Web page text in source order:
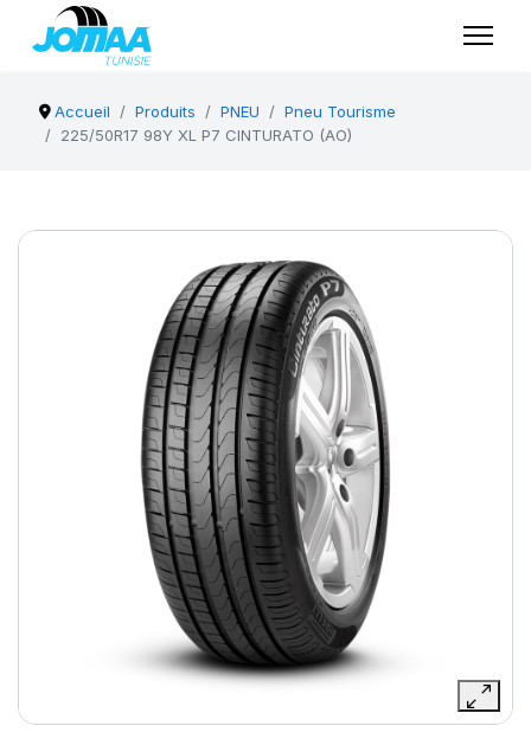
Accueil Produits PNEU
Pneu Tourisme
225/50R17 98Y XL P7 CINTURATO (AO)